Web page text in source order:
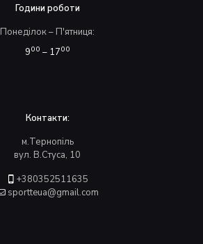
Години роботи
Понеділок – П'ятниця:
900 – 1700
Контакти:
м.Тернопіль
вул. В.Стуса, 10
+380352511635
sportteua@gmail.com